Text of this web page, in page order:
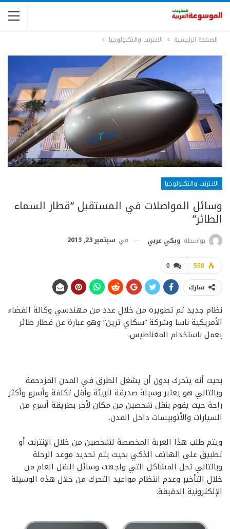
الصفحة الرئيسية الانترنت والتكنولوجيا
الانترنت والتكنولوجيا
وسائل المواصلات في المستقبل “قطار السماء
الطائر”
بواسطة ويكي عربي في سبتمبر 23, 2013
0 558
شارك
نظام جديد تم تطويره من خلال عدد من مهندسي وكالة الفضاء
الأمريكية ناسا وشركة “سكاي ترين” وهو عبارة عن قطار طائر
يعمل باستخدام المغناطيس.
بحيث أنه يتحرك بدون أن يشغل الطرق في المدن المزدحمة
وبالتالي هو يعتبر وسيلة صديقة للبيئة وأقل تكلفة وأسرع وأكثر
راحة حيث يقوم بنقل شخصين من مكان لأخر بطريقة أسرع من
السيارات والأتوبيسات داخل المدن.
ويتم طلب هذا العربة المخصصة لشخصين من خلال الإنترنت أو
تطبيق على الهاتف الذكي بحيث يتم تحديد موعد الرحلة
وبالتالي تحل المشاكل التي واجهت وسائل النقل العام من
خلال التأخير وعدم انتظام مواعيد التحرك من خلال هذه الوسيلة
الإلكترونية الدقيقة.